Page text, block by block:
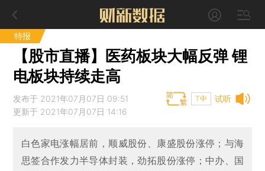
特报
【股市直播】医药板块大幅反弹 锂
电板块持续走高
试听
发布于 2021年07月07日 09:51
更新于 2021年07月07日 14:16
T中
白色家电涨幅居前，顺威股份、康盛股份涨停；与海
思签合作发力半导体封装，劲拓股份涨停；中办、国